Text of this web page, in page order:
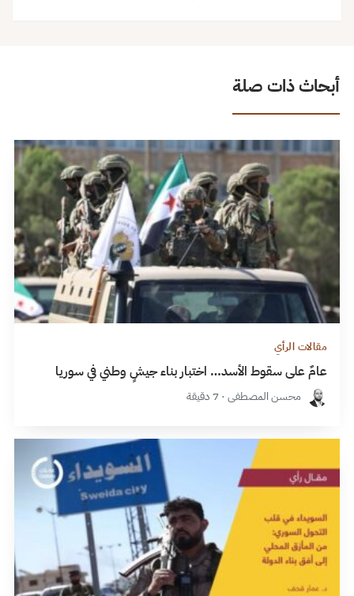
أبحاث ذات صلة
مقالات الرأي
عامٌ على سقوط الأسد… اختبار بناء جيشٍ وطني في سوريا
محسن المصطفى · 7 دقيقة